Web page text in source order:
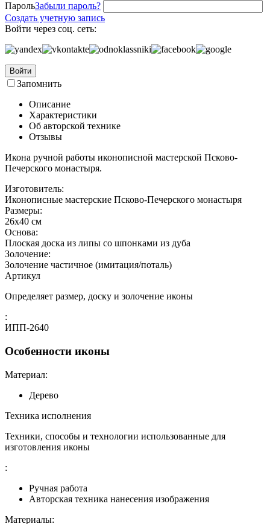
ПарольЗабыли пароль?
Создать учетную запись
Войти через соц. сеть:
Войти
Запомнить
Описание
Характеристики
Об авторской технике
Отзывы
Икона ручной работы иконописной мастерской Псково-
Печерского монастыря.
Изготовитель:
Иконописные мастерские Псково-Печерского монастыря
Размеры:
26x40 см
Основа:
Плоская доска из липы со шпонками из дуба
Золочение:
Золочение частичное (имитация/поталь)
Артикул
Определяет размер, доску и золочение иконы
:
ИПП-2640
Особенности иконы
Материал:
Дерево
Техника исполнения
Техники, способы и технологии использованные для
изготовления иконы
:
Ручная работа
Авторская техника нанесения изображения
Материалы: